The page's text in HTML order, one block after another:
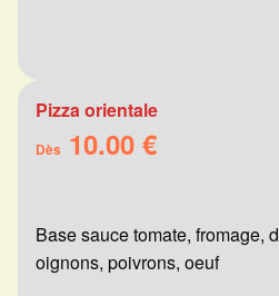
Pizza orientale
Dès 10.00 €
Base sauce tomate, fromage,
oignons, poivrons, oeuf